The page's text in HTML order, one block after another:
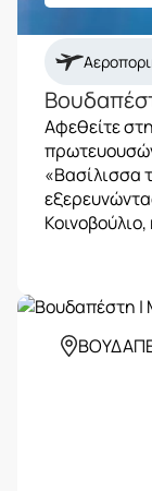
Αφεθείτε
«Βασίλισσα